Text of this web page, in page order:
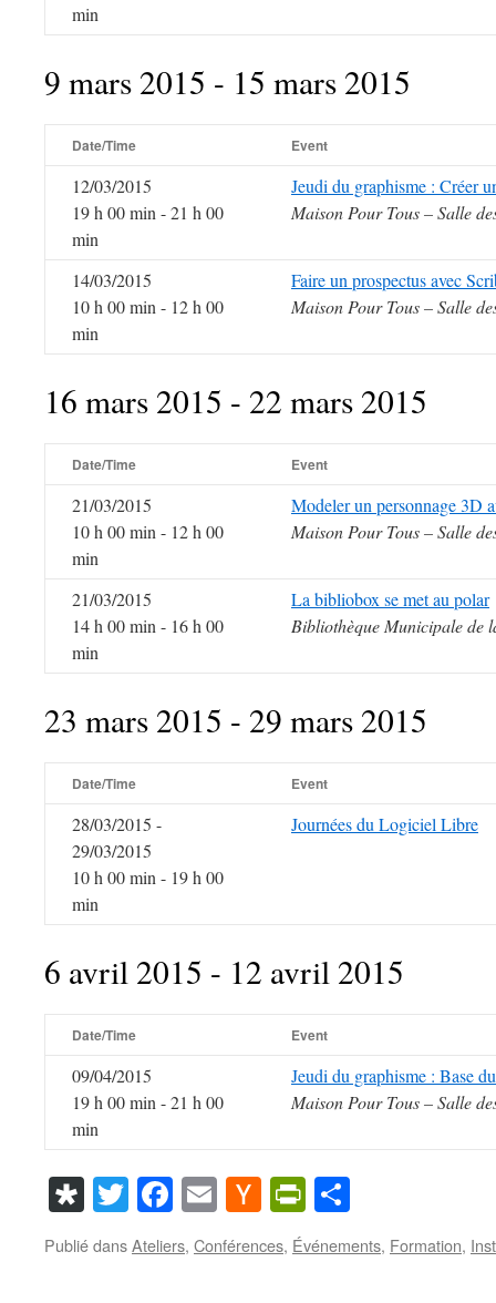
min
9 mars 2015 - 15 mars 2015
Date/Time Event
12/03/2015
19 h 00 min - 21 h 00
min
Jeudi du graphisme : Créer
Maison Pour Tous – Salle
14/03/2015
10 h 00 min - 12 h 00
min
Faire un prospectus avec
Maison Pour Tous – Salle
16 mars 2015 - 22 mars 2015
Date/Time Event
21/03/2015
10 h 00 min - 12 h 00
min
Modeler un personnage 3D
Maison Pour Tous – Salle
21/03/2015
14 h 00 min - 16 h 00
min
La bibliobox se met au polar
Bibliothèque Municipale de
23 mars 2015 - 29 mars 2015
Date/Time Event
28/03/2015 -
29/03/2015
10 h 00 min - 19 h 00
min
Journées du Logiciel Libre
6 avril 2015 - 12 avril 2015
Date/Time Event
09/04/2015
19 h 00 min - 21 h 00
min
Jeudi du graphisme : Base
Maison Pour Tous – Salle
Diaspora
TwitterFacebook
EmailHacker
News
PrintFriendly
Publié dansAteliers, Conférences, Événements, Formation,